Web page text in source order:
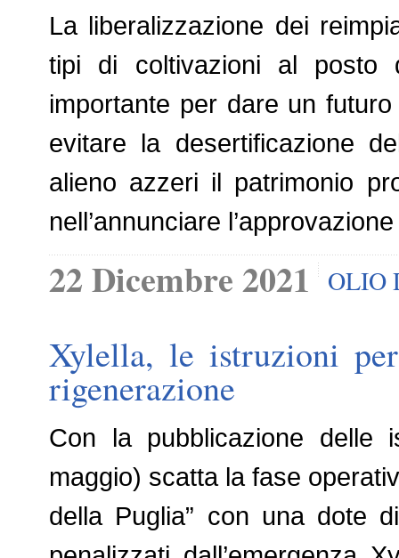
La liberalizzazione dei
tipi di coltivazioni al posto
importante per dare un
evitare la desertificazione
alieno azzeri il patrimonio
nell’annunciare
22 Dicembre 2021 OLIO
Xylella, le istruzioni
rigenerazione
Con la pubblicazione delle
maggio) scatta la fase
della Puglia” con una dote